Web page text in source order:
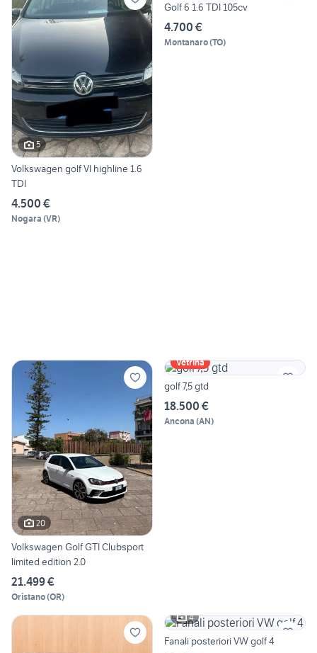
5
Volkswagen golf VI highline 1.6
TDI
4.500 €
Nogara (VR)
Golf 6 1.6 TDI 105cv
4.700 €
Montanaro(TO)
20
Volkswagen Golf GTI Clubsport
limited edition 2.0
21.499 €
Oristano(OR)
Vetrina
golf 7,5 gtd
18.500 €
Ancona (AN)
4
Fanali posteriori VW golf 4